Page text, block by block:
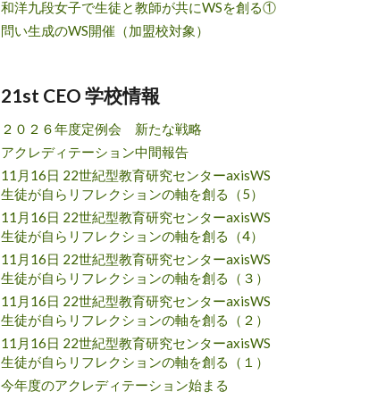
和洋九段女子で生徒と教師が共にWSを創る①
問い生成のWS開催（加盟校対象）
21st CEO 学校情報
２０２６年度定例会 新たな戦略
アクレディテーション中間報告
11月16日 22世紀型教育研究センターaxisWS
生徒が自らリフレクションの軸を創る（5）
11月16日 22世紀型教育研究センターaxisWS
生徒が自らリフレクションの軸を創る（4）
11月16日 22世紀型教育研究センターaxisWS
生徒が自らリフレクションの軸を創る（３）
11月16日 22世紀型教育研究センターaxisWS
生徒が自らリフレクションの軸を創る（２）
11月16日 22世紀型教育研究センターaxisWS
生徒が自らリフレクションの軸を創る（１）
今年度のアクレディテーション始まる